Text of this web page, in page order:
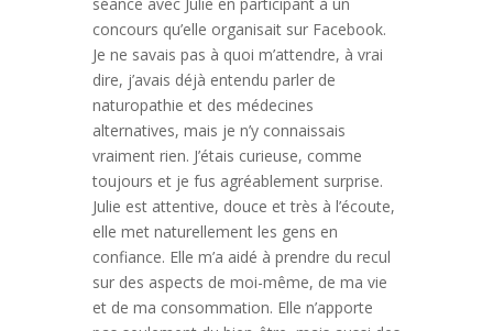
concours qu’elle organisait sur Facebook.
Je ne savais pas à quoi m’attendre, à vrai
dire, j’avais déjà entendu parler de
naturopathie et des médecines
alternatives, mais je n’y connaissais
vraiment rien. J’étais curieuse, comme
toujours et je fus agréablement surprise.
Julie est attentive, douce et très à l’écoute,
elle met naturellement les gens en
confiance. Elle m’a aidé à prendre du recul
sur des aspects de moi-même, de ma vie
et de ma consommation. Elle n’apporte